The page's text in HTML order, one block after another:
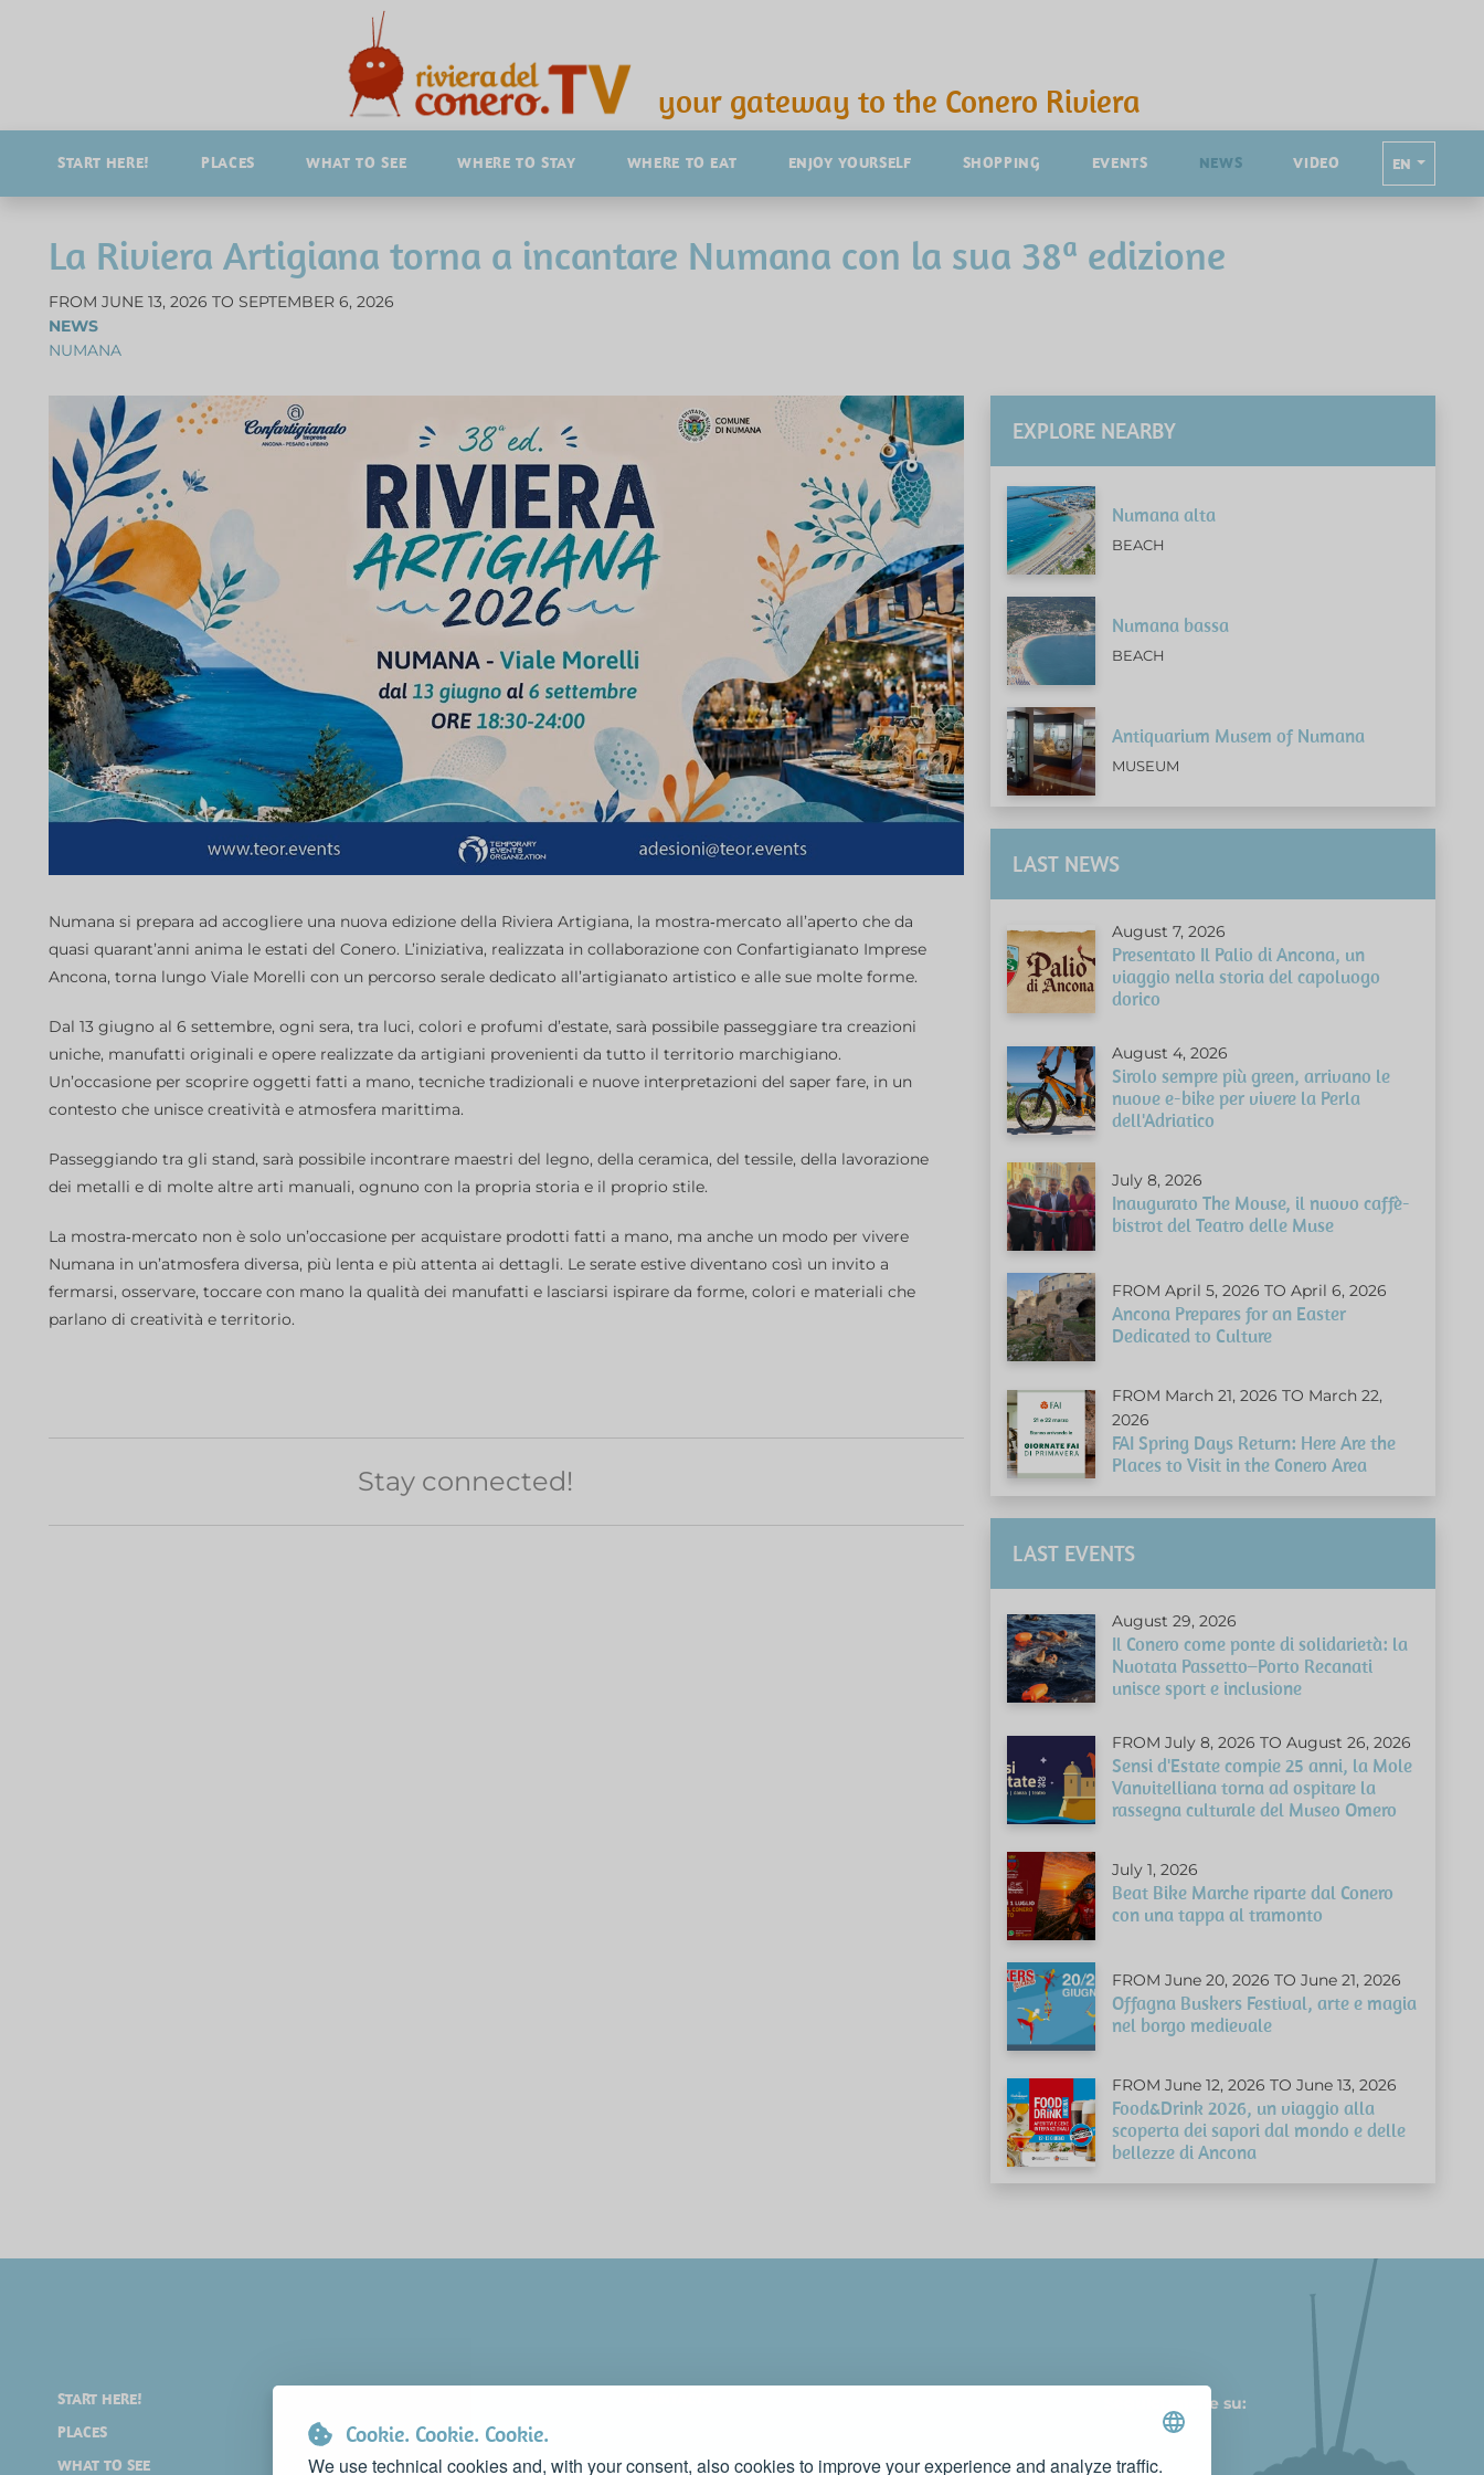
Cookie. Cookie. Cookie.
We use technical cookies and, with your consent, also cookies to improve your experience and analyze traffic.
your gateway to the Conero Riviera
START HERE! PLACES WHAT TO SEE WHERE TO STAY WHERE TO EAT ENJOY YOURSELF SHOPPING EVENTS NEWS VIDEO EN
La Riviera Artigiana torna a incantare Numana con la sua 38ª edizione
FROM JUNE 13, 2026 TO SEPTEMBER 6, 2026
NEWS
NUMANA
Numana si prepara ad accogliere una nuova edizione della Riviera Artigiana, la mostra‑mercato all’aperto che da
quasi quarant’anni anima le estati del Conero. L’iniziativa, realizzata in collaborazione con Confartigianato Imprese
Ancona, torna lungo Viale Morelli con un percorso serale dedicato all’artigianato artistico e alle sue molte forme.
Dal 13 giugno al 6 settembre, ogni sera, tra luci, colori e profumi d’estate, sarà possibile passeggiare tra creazioni
uniche, manufatti originali e opere realizzate da artigiani provenienti da tutto il territorio marchigiano.
Un’occasione per scoprire oggetti fatti a mano, tecniche tradizionali e nuove interpretazioni del saper fare, in un
contesto che unisce creatività e atmosfera marittima.
Passeggiando tra gli stand, sarà possibile incontrare maestri del legno, della ceramica, del tessile, della lavorazione
dei metalli e di molte altre arti manuali, ognuno con la propria storia e il proprio stile.
La mostra‑mercato non è solo un’occasione per acquistare prodotti fatti a mano, ma anche un modo per vivere
Numana in un’atmosfera diversa, più lenta e più attenta ai dettagli. Le serate estive diventano così un invito a
fermarsi, osservare, toccare con mano la qualità dei manufatti e lasciarsi ispirare da forme, colori e materiali che
parlano di creatività e territorio.
Stay connected!
EXPLORE NEARBY
Numana alta
BEACH
Numana bassa
BEACH
Antiquarium Musem of Numana
MUSEUM
LAST NEWS
August 7, 2026
Presentato Il Palio di Ancona, un
viaggio nella storia del capoluogo
dorico
August 4, 2026
Sirolo sempre più green, arrivano le
nuove e-bike per vivere la Perla
dell'Adriatico
July 8, 2026
Inaugurato The Mouse, il nuovo caffè-
bistrot del Teatro delle Muse
FROM April 5, 2026 TO April 6, 2026
Ancona Prepares for an Easter
Dedicated to Culture
FROM March 21, 2026 TO March 22,
2026
FAI Spring Days Return: Here Are the
Places to Visit in the Conero Area
LAST EVENTS
August 29, 2026
Il Conero come ponte di solidarietà: la
Nuotata Passetto–Porto Recanati
unisce sport e inclusione
FROM July 8, 2026 TO August 26, 2026
Sensi d'Estate compie 25 anni, la Mole
Vanvitelliana torna ad ospitare la
rassegna culturale del Museo Omero
July 1, 2026
Beat Bike Marche riparte dal Conero
con una tappa al tramonto
FROM June 20, 2026 TO June 21, 2026
Offagna Buskers Festival, arte e magia
nel borgo medievale
FROM June 12, 2026 TO June 13, 2026
Food&Drink 2026, un viaggio alla
scoperta dei sapori dal mondo e delle
bellezze di Ancona
START HERE!
PLACES
WHAT TO SEE
SHOPPING
EVENTS
Seguici anche su: